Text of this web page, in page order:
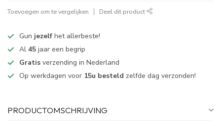
Toevoegen om te vergelijken Deel dit product
Gun jezelf het allerbeste!
Al 45 jaar een begrip
Gratis verzending in Nederland
Op werkdagen voor 15u besteld zelfde dag verzonden!
PRODUCTOMSCHRIJVING